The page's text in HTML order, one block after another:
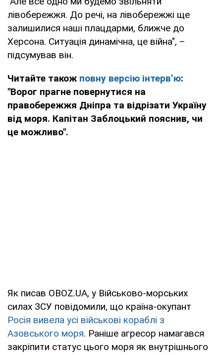
лівобережжя. До речі, на лівобережжі ще
залишилися наші плацдарми, ближче до
Херсона. Ситуація динамічна, це війна", –
підсумував він.
Читайте також повну версію інтерв’ю:
"Ворог прагне повернутися на
правобережжя Дніпра та відрізати Україну
від моря. Капітан Заблоцький пояснив, чи
це можливо".
Як писав OBOZ.UA, у Військово-морських
силах ЗСУ повідомили, що країна-окупант
Росія вивела усі військові кораблі з
Азовського моря. Раніше агресор намагався
закріпити статус цього моря як внутрішнього